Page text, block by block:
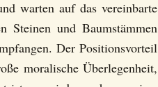
warten auf das vereinbarte
Steinen und Baumstämmen
Der Positionsvorteil
moralische Überlegenheit,